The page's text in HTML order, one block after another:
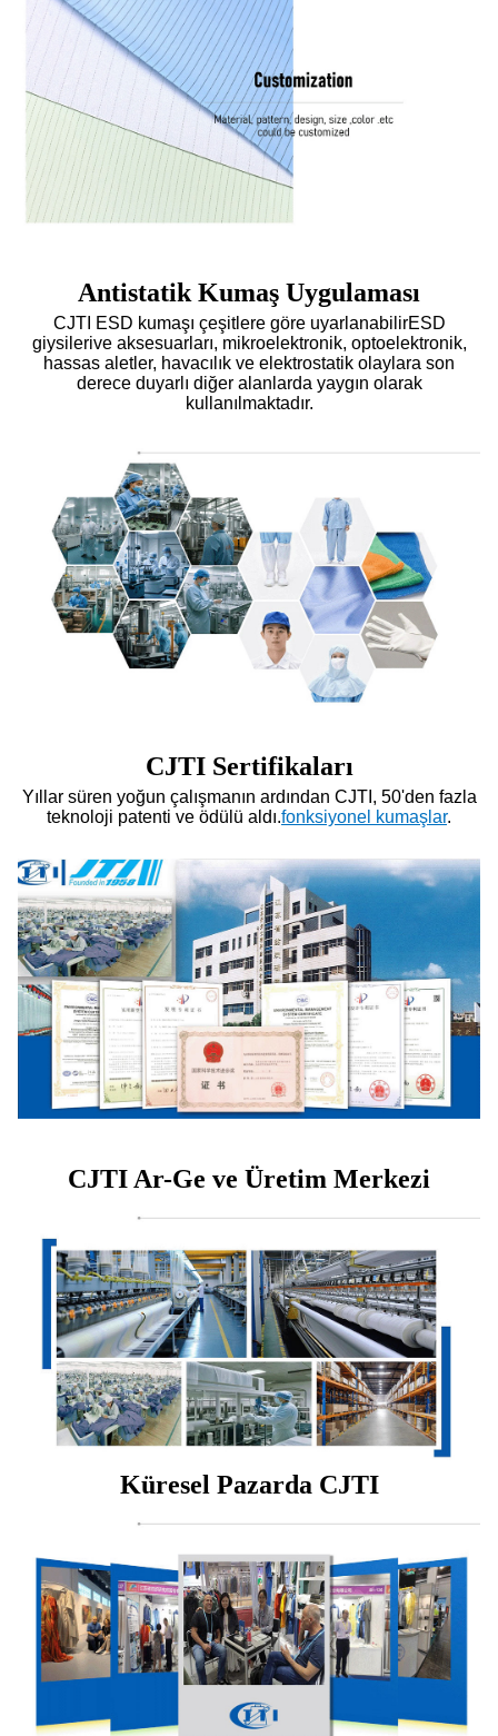
Antistatik Kumaş Uygulaması
CJTI ESD kumaşı çeşitlere göre uyarlanabilirESD
giysilerive aksesuarları, mikroelektronik, optoelektronik,
hassas aletler, havacılık ve elektrostatik olaylara son
derece duyarlı diğer alanlarda yaygın olarak
kullanılmaktadır.
CJTI Sertifikaları
Yıllar süren yoğun çalışmanın ardından CJTI, 50'den fazla
teknoloji patenti ve ödülü aldı.fonksiyonel kumaşlar.
CJTI Ar-Ge ve Üretim Merkezi
Küresel Pazarda CJTI